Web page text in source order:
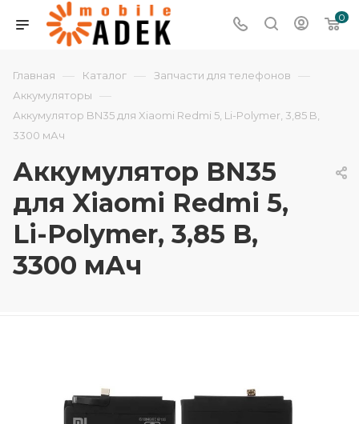
0
Главная — Каталог — Запчасти для телефонов —
Аккумуляторы —
Аккумулятор BN35 для Xiaomi Redmi 5, Li-Polymer, 3,85 B,
3300 мАч
Аккумулятор BN35
для Xiaomi Redmi 5,
Li-Polymer, 3,85 B,
3300 мАч